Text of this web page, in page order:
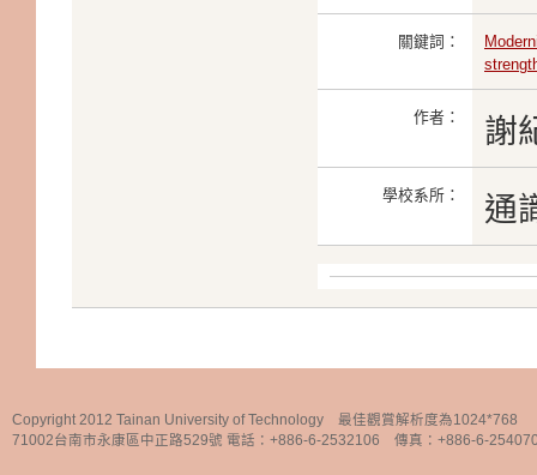
關鍵詞：
作者： 謝
學校系所： 通
Copyright 2012 Tainan University of Technology 最佳觀賞解析度為1024*768
71002台南市永康區中正路529號 電話：+886-6-2532106 傳真：+886-6-